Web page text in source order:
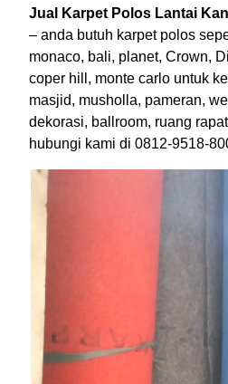
Jual Karpet Polos Lantai
– anda butuh karpet polos
monaco, bali, planet, Crown,
coper hill, monte carlo untuk
masjid, musholla, pameran,
dekorasi, ballroom, ruang
hubungi kami di 0812-9518-